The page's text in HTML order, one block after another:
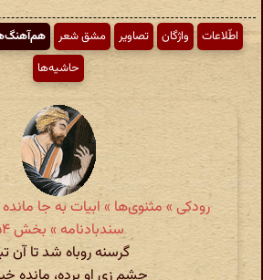
اطّلاعات واژگان تصاویر مشق شعر
حاشیه‌ها
رودکی » مثنوی‌ها » ابیات به جا مانده
سندبادنامه » بخش ۵۴
گرسنه روباه شد تا آن